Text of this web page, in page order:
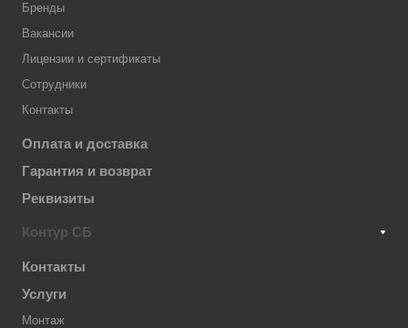
Бренды
Вакансии
Лицензии и сертификаты
Сотрудники
Контакты
Оплата и доставка
Гарантия и возврат
Реквизиты
Контур СБ
Контакты
Услуги
Монтаж